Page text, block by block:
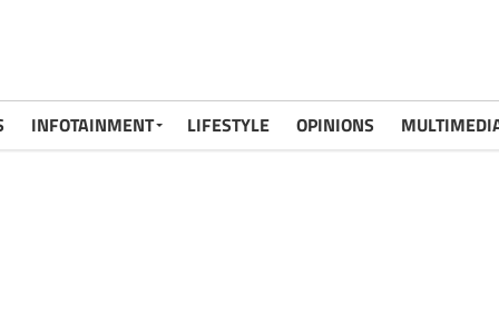
INFOTAINMENT LIFESTYLE OPINIONS